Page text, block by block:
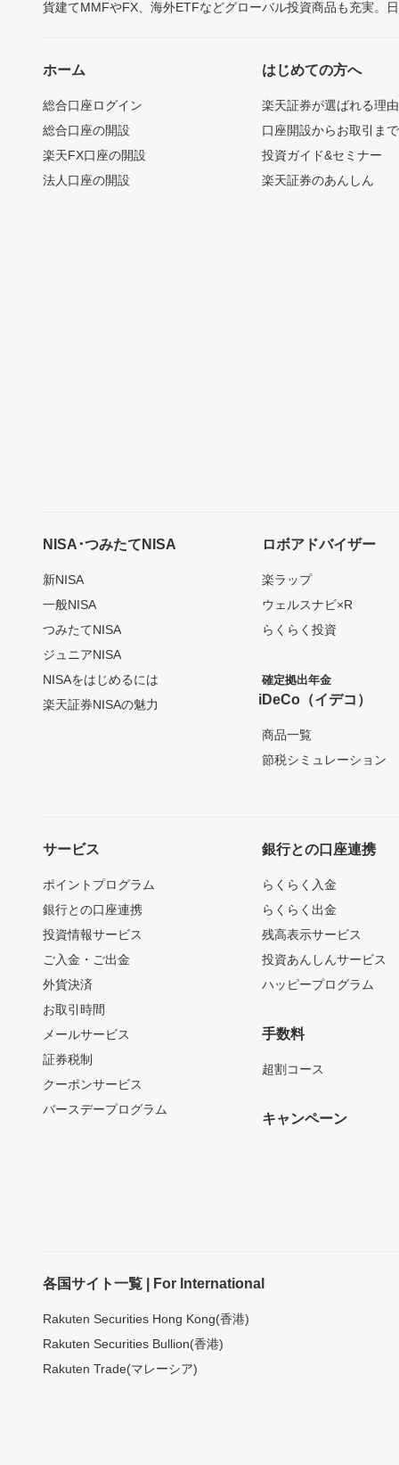
貨建てMMFやFX、海外ETFなどグローバル投資商品も充実。
ホーム
総合口座ログイン
総合口座の開設
楽天FX口座の開設
法人口座の開設
はじめての方へ
楽天証券が選ばれる理由
口座開設からお取引ま
投資ガイド&セミナー
楽天証券のあんしん
NISA･つみたてNISA
新NISA
一般NISA
つみたてNISA
ジュニアNISA
NISAをはじめるには
楽天証券NISAの魅力
ロボアドバイザー
楽ラップ
ウェルスナビ×R
らくらく投資
確定拠出年金
iDeCo（イデコ）
商品一覧
節税シミュレーション
サービス
ポイントプログラム
銀行との口座連携
投資情報サービス
ご入金・ご出金
外貨決済
お取引時間
メールサービス
証券税制
クーポンサービス
バースデープログラム
銀行との口座連携
らくらく入金
らくらく出金
残高表示サービス
投資あんしんサービス
ハッピープログラム
手数料
超割コース
キャンペーン
各国サイト一覧 | For International
Rakuten Securities Hong Kong(香港)
Rakuten Securities Bullion(香港)
Rakuten Trade(マレーシア)